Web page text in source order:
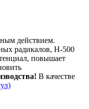
действием.
радикалов, H-500
повышает
В качестве